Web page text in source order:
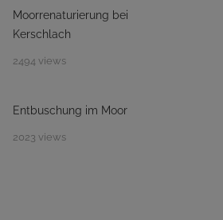
Moorrenaturierung bei
Kerschlach
2494 views
Entbuschung im Moor
2023 views